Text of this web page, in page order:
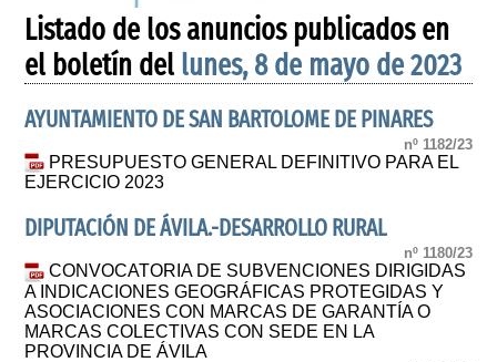
Listado de los anuncios publicados en
el boletín del lunes, 8 de mayo de 2023
AYUNTAMIENTO DE SAN BARTOLOME DE PINARES
nº 1182/23
PRESUPUESTO GENERAL DEFINITIVO PARA EL
EJERCICIO 2023
DIPUTACIÓN DE ÁVILA.-DESARROLLO RURAL
nº 1180/23
CONVOCATORIA DE SUBVENCIONES DIRIGIDAS
A INDICACIONES GEOGRÁFICAS PROTEGIDAS Y
ASOCIACIONES CON MARCAS DE GARANTÍA O
MARCAS COLECTIVAS CON SEDE EN LA
PROVINCIA DE ÁVILA